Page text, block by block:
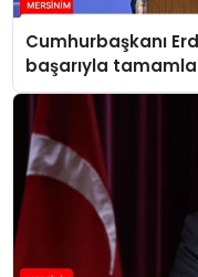
Cumhurbaşkanı
başarıyla